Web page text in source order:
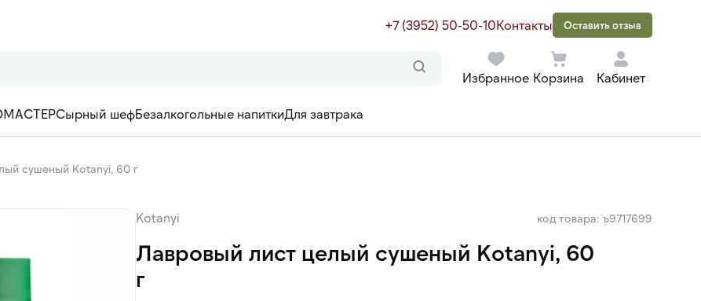
+7 (3952) 50-50-10Контакты Оставить отзыв
Избранное Корзина Кабинет
Сырный шефБезалкогольные напиткиДля завтрака
сушеный Kotanyi, 60 г
Kotanyi код товара: ъ9717699
Лавровый лист целый сушеный Kotanyi, 60
г